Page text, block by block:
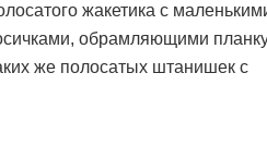
жакетика с
обрамляющими
же полосатых штанишек с